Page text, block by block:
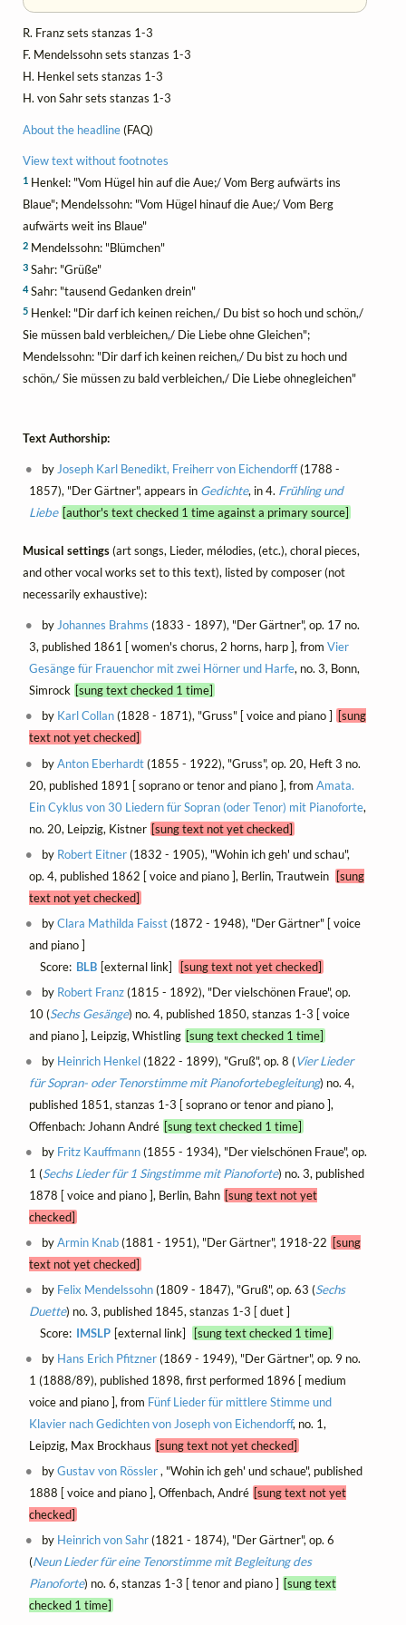
R. Franz sets stanzas 1-3
F. Mendelssohn sets stanzas 1-3
H. Henkel sets stanzas 1-3
H. von Sahr sets stanzas 1-3
About the headline(FAQ)
View text without footnotes
1 Henkel: "Vom Hügel hin auf die Aue;/ Vom Berg aufwärts ins
Blaue"; Mendelssohn: "Vom Hügel hinauf die Aue;/ Vom Berg
aufwärts weit ins Blaue"
2 Mendelssohn: "Blümchen"
3 Sahr: "Grüße"
4Sahr: "tausend Gedanken drein"
5 Henkel: "Dir darf ich keinen reichen,/ Du bist so hoch und schön,/
Sie müssen bald verbleichen,/ Die Liebe ohne Gleichen";
Mendelssohn: "Dir darf ich keinen reichen,/ Du bist zu hoch und
schön,/ Sie müssen zu bald verbleichen,/ Die Liebe ohnegleichen"
Text Authorship:
by Joseph Karl Benedikt, Freiherr von Eichendorff(1788 -
1857), "Der Gärtner", appears in Gedichte, in 4. Frühling und
Liebe [author's text checked 1 time against a primary source]
Musical settings(art songs, Lieder, mélodies, (etc.), choral pieces,
and other vocal works set to this text), listed by composer (not
necessarily exhaustive):
byJohannes Brahms (1833 - 1897), "Der Gärtner", op. 17 no.
3, published 1861 [ women's chorus, 2 horns, harp ], from Vier
Gesänge für Frauenchor mit zwei Hörner und Harfe, no. 3, Bonn,
Simrock [sung text checked 1 time]
by Karl Collan(1828 - 1871), "Gruss" [ voice and piano ]
[sung
text not yet checked]
byAnton Eberhardt(1855 - 1922), "Gruss", op. 20, Heft 3 no.
20, published 1891 [ soprano or tenor and piano ], from Amata.
Ein Cyklus von 30 Liedern für Sopran (oder Tenor) mit Pianoforte,
no. 20, Leipzig, Kistner [sung text not yet checked]
by Robert Eitner(1832 - 1905), "Wohin ich geh' und schau",
op. 4, published 1862 [ voice and piano ], Berlin, Trautwein [sung
text not yet checked]
byClara Mathilda Faisst(1872 - 1948), "Der Gärtner" [ voice
and piano ]
Score: BLB [external link]
[sung text not yet checked]
by Robert Franz(1815 - 1892), "Der vielschönen Fraue", op.
10 (Sechs Gesänge) no. 4, published 1850, stanzas 1-3 [ voice
and piano ], Leipzig, Whistling [sung text checked 1 time]
by Heinrich Henkel(1822 - 1899), "Gruß", op. 8 (Vier Lieder
für Sopran- oder Tenorstimme mit Pianofortebegleitung) no. 4,
published 1851, stanzas 1-3 [ soprano or tenor and piano ],
Offenbach: Johann André [sung text checked 1 time]
by Fritz Kauffmann(1855 - 1934), "Der vielschönen Fraue", op.
1 (Sechs Lieder für 1 Singstimme mit Pianoforte) no. 3, published
1878 [ voice and piano ], Berlin, Bahn [sung text not yet
checked]
byArmin Knab(1881 - 1951), "Der Gärtner", 1918-22 [sung
text not yet checked]
by Felix Mendelssohn(1809 - 1847), "Gruß", op. 63 (Sechs
Duette) no. 3, published 1845, stanzas 1-3 [ duet ]
Score: IMSLP [external link]
[sung text checked 1 time]
by Hans Erich Pfitzner(1869 - 1949), "Der Gärtner", op. 9 no.
1 (1888/89), published 1898, first performed 1896 [ medium
voice and piano ], from Fünf Lieder für mittlere Stimme und
Klavier nach Gedichten von Joseph von Eichendorff, no. 1,
Leipzig, Max Brockhaus [sung text not yet checked]
byGustav von Rössler, "Wohin ich geh' und schaue", published
1888 [ voice and piano ], Offenbach, André [sung text not yet
checked]
by Heinrich von Sahr(1821 - 1874), "Der Gärtner", op. 6
(Neun Lieder für eine Tenorstimme mit Begleitung des
Pianoforte) no. 6, stanzas 1-3 [ tenor and piano ] [sung text
checked 1 time]